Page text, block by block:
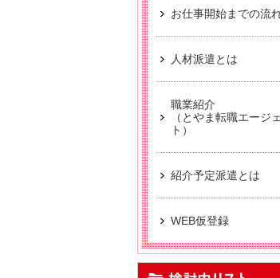
【
お仕事開始までの流
人材派遣とは
職業紹介
（とやま転職エージ
ト）
紹介予定派遣とは
WEB仮登録